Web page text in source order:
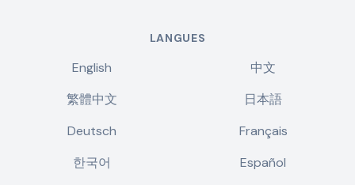
LANGUES
English
中文
繁體中文
日本語
Deutsch
Français
한국어
Español